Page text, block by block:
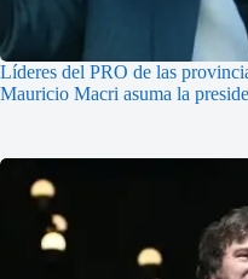
Líderes del PRO de las
Mauricio Macri asuma la